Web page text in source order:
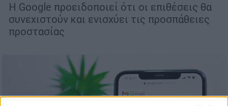
Η Google προειδοποιεί ότι οι επιθέσεις θα
συνεχιστούν και ενισχύει τις προσπάθειες
προστασίας